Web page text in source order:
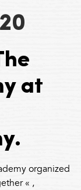
at
organized
« ,